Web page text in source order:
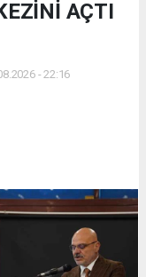
AÇTI
- 22:16